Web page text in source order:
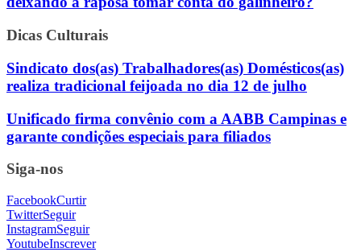
Dicas Culturais
Sindicato dos(as) Trabalhadores(as) Domésticos(as)
realiza tradicional feijoada no dia 12 de julho
Unificado firma convênio com a AABB Campinas e
garante condições especiais para filiados
Siga-nos
FacebookCurtir
TwitterSeguir
InstagramSeguir
YoutubeInscrever